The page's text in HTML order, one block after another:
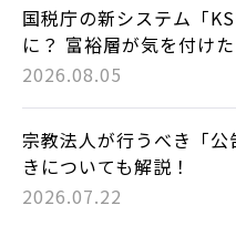
国税庁の新システム「
に？ 富裕層が気を付け
2026.08.05
宗教法人が行うべき「
きについても解説！
2026.07.22